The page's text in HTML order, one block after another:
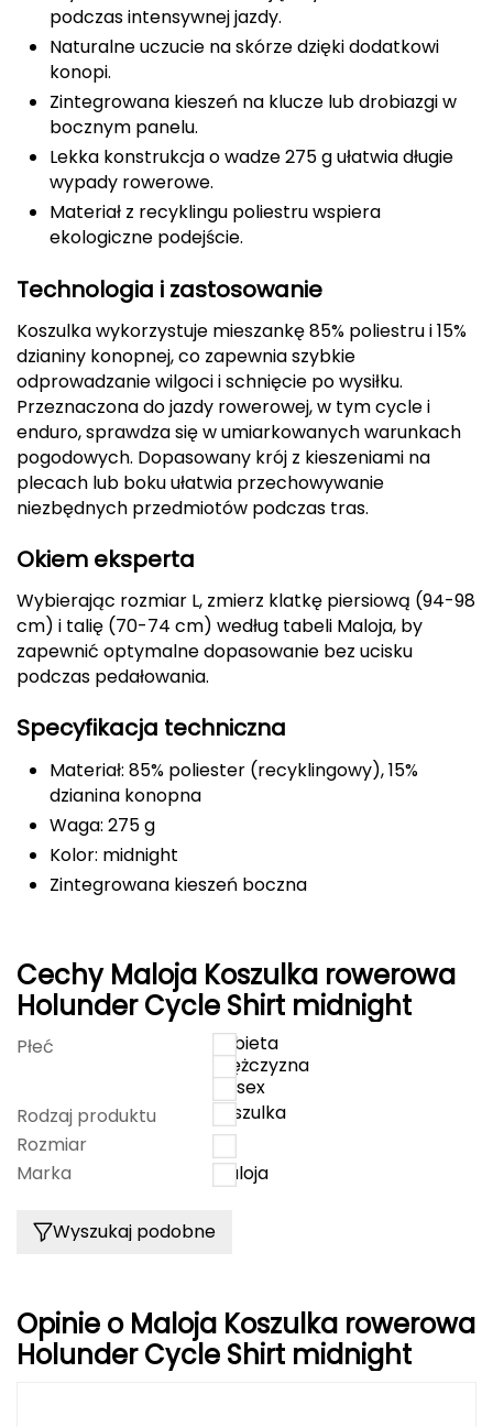
CMP
Cassin
Ciele Athletics
Climbing Technology
Coleman
Columbia
Comodo
D
DUNLOP
Darn Tough
E
EISBAR
ENERO
ENERO CAMP
ENERO PRO
Elmer by Swany
F
FASHY
G
Gerber
Giant Dragon
podczas intensywnej jazdy.
Naturalne uczucie na skórze dzięki dodatkowi
konopi.
Zintegrowana kieszeń na klucze lub drobiazgi w
bocznym panelu.
Lekka konstrukcja o wadze 275 g ułatwia długie
wypady rowerowe.
Materiał z recyklingu poliestru wspiera
ekologiczne podejście.
Technologia i zastosowanie
Koszulka wykorzystuje mieszankę 85% poliestru i 15%
dzianiny konopnej, co zapewnia szybkie
odprowadzanie wilgoci i schnięcie po wysiłku.
Przeznaczona do jazdy rowerowej, w tym cycle i
enduro, sprawdza się w umiarkowanych warunkach
pogodowych. Dopasowany krój z kieszeniami na
plecach lub boku ułatwia przechowywanie
niezbędnych przedmiotów podczas tras.
Okiem eksperta
Wybierając rozmiar L, zmierz klatkę piersiową (94-98
cm) i talię (70-74 cm) według tabeli Maloja, by
zapewnić optymalne dopasowanie bez ucisku
podczas pedałowania.
Specyfikacja techniczna
Materiał: 85% poliester (recyklingowy), 15%
dzianina konopna
Waga: 275 g
Kolor: midnight
Zintegrowana kieszeń boczna
Cechy Maloja Koszulka rowerowa
Holunder Cycle Shirt midnight
Płeć
kobieta
mężczyzna
unisex
Rodzaj produktu
koszulka
Rozmiar
Marka
Maloja
Wyszukaj podobne
Opinie o Maloja Koszulka rowerowa
Holunder Cycle Shirt midnight